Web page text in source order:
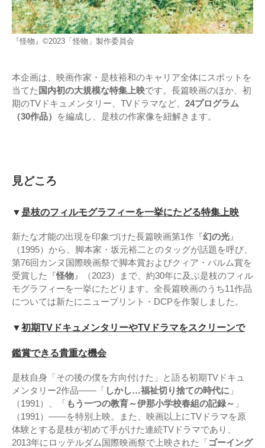
『怪物』©2023「怪物」製作委員会
本企画は、映画作家・是枝裕和のキャリア全体にスポットを
当てた 国内初の大規模な特集上映です。長篇映画のほか、初
期のTVドキュメンタリー、TVドラマなど、 24プログラム
（30作品）
を編成し、是枝の作家像を紐解きます。
見どころ
▼是枝のフィルモグラフィーを一挙にたどる特集上映
新たな才能の出現を印象づけた長篇映画第1作『幻の光 』
（1995）から、脚本家・坂元裕二とのタッグが話題を呼び、
第76回カンヌ国際映画祭で脚本賞およびクィア・パルム賞を
受賞した『怪物 』（2023）まで、約30年に及ぶ是枝のフィル
モグラフィーを一挙にたどります。全長篇映画のうち11作品
については新たにニュープリント・DCPを作製しました。
▼初期TVドキュメンタリーやTVドラマをスクリーンで
鑑賞できる貴重な機会
是枝自身「その後の僕を方向付けた」と語る初期TVドキュ
メンタリー2作品――「 しかし…福祉切り捨ての時代に 」
（1991）、「 もう一つの教育～伊那小学校春組の記録～ 」
（1991）――を特別上映。また、映画以上にTVドラマを原
体験とする是枝が初めて手がけた連続TVドラマであり、
2013年にロッテルダム国際映画祭で上映された「ゴーイング